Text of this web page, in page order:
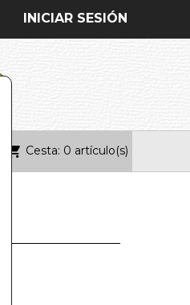
INICIAR SESIÓN
Cesta: 0 artículo(s)